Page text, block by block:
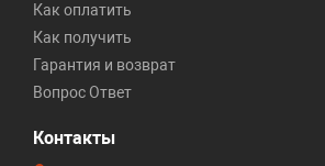
Как оплатить
Как получить
Гарантия и возврат
Вопрос Ответ
Контакты